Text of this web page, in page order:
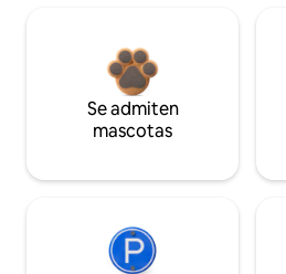
Se admiten
mascotas